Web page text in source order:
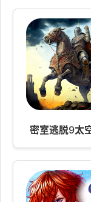
密室逃脱9太